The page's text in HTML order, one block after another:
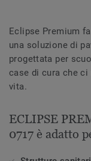
Eclipse Premium
una soluzione di
progettata per
case di cura che
vita.
ECLIPSE
0717 è adatto